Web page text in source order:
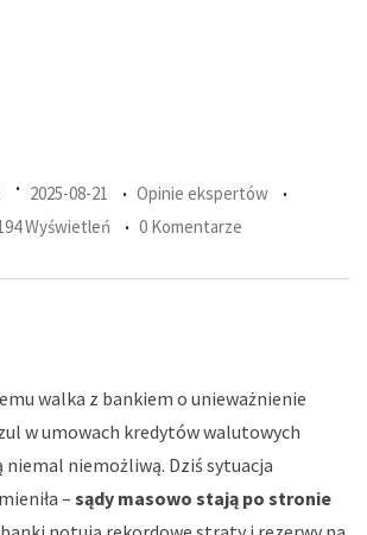
2025-08-21
Opinie ekspertów
Wyświetleń 0 Komentarze
walka z bankiem o unieważnienie
w umowach kredytów walutowych
niemal niemożliwą. Dziś sytuacja
– sądy masowo stają po stronie